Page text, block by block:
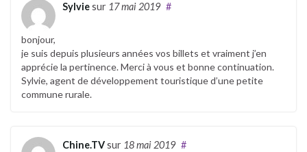
Sylviesur 17 mai 2019 #
bonjour,
je suis depuis plusieurs années vos billets et vraiment j’en
apprécie la pertinence. Merci à vous et bonne continuation.
Sylvie, agent de développement touristique d’une petite
commune rurale.
Chine.TVsur 18 mai 2019 #